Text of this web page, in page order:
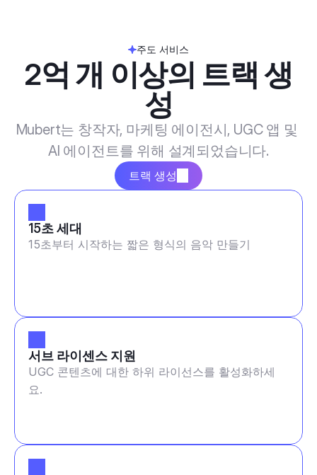
주도 서비스
2억 개 이상의 트랙 생
성
Mubert는 창작자, 마케팅 에이전시, UGC 앱 및
AI 에이전트를 위해 설계되었습니다.
트랙 생성
15초 세대
15초부터 시작하는 짧은 형식의 음악 만들기
서브 라이센스 지원
UGC 콘텐츠에 대한 하위 라이선스를 활성화하세
요.